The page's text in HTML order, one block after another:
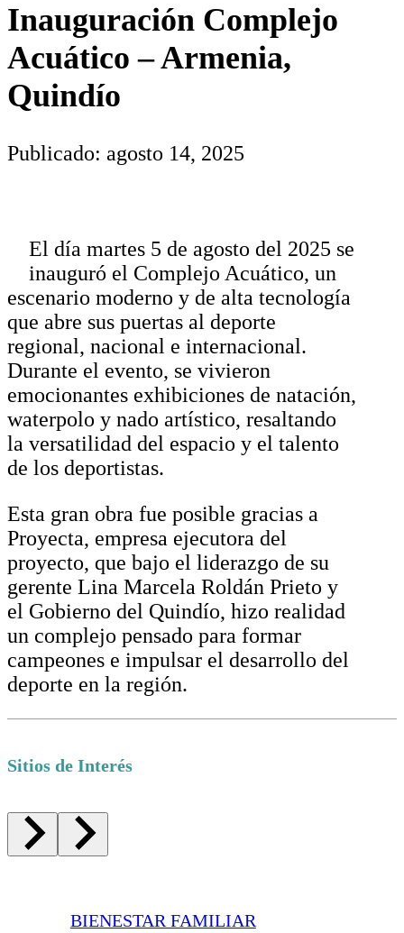
Inauguración Complejo
Acuático – Armenia,
Quindío
Publicado: agosto 14, 2025
El día martes 5 de agosto del 2025 se
inauguró el Complejo Acuático, un
escenario moderno y de alta tecnología
que abre sus puertas al deporte
regional, nacional e internacional.
Durante el evento, se vivieron
emocionantes exhibiciones de natación,
waterpolo y nado artístico, resaltando
la versatilidad del espacio y el talento
de los deportistas.
Esta gran obra fue posible gracias a
Proyecta, empresa ejecutora del
proyecto, que bajo el liderazgo de su
gerente Lina Marcela Roldán Prieto y
el Gobierno del Quindío, hizo realidad
un complejo pensado para formar
campeones e impulsar el desarrollo del
deporte en la región.
Sitios de Interés
BIENESTAR FAMILIAR